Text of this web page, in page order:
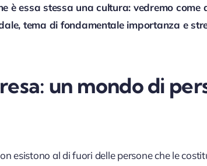
è essa stessa una cultura: vedremo come
tema di fondamentale importanza e
un mondo di
esistono al di fuori delle persone che le